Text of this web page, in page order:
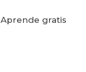
Aprende gratis